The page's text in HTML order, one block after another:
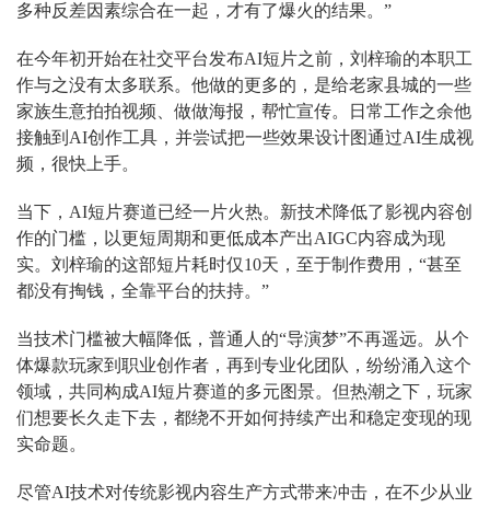
多种反差因素综合在一起，才有了爆火的结果。”
在今年初开始在社交平台发布AI短片之前，刘梓瑜的本职工
作与之没有太多联系。他做的更多的，是给老家县城的一些
家族生意拍拍视频、做做海报，帮忙宣传。日常工作之余他
接触到AI创作工具，并尝试把一些效果设计图通过AI生成视
频，很快上手。
当下，AI短片赛道已经一片火热。新技术降低了影视内容创
作的门槛，以更短周期和更低成本产出AIGC内容成为现
实。刘梓瑜的这部短片耗时仅10天，至于制作费用，“甚至
都没有掏钱，全靠平台的扶持。”
当技术门槛被大幅降低，普通人的“导演梦”不再遥远。从个
体爆款玩家到职业创作者，再到专业化团队，纷纷涌入这个
领域，共同构成AI短片赛道的多元图景。但热潮之下，玩家
们想要长久走下去，都绕不开如何持续产出和稳定变现的现
实命题。
尽管AI技术对传统影视内容生产方式带来冲击，在不少从业